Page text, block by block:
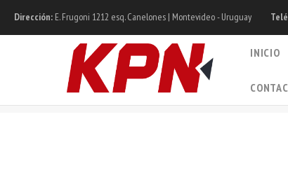
Dirección: E. Frugoni 1212 esq. Canelones | Montevideo - Uruguay
INICIO